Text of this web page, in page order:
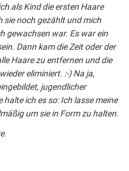
als Kind die ersten Haare
sie noch gezählt und mich
gewachsen war. Es war ein
Dann kam die Zeit oder der
Haare zu entfernen und die
eliminiert. :-) Na ja,
jugendlicher
ich es so: Ich lasse meine
um sie in Form zu halten.